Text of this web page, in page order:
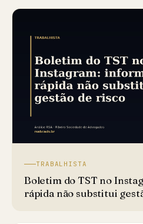
TRABALHISTA
Boletim do TST no
rápida não substitui